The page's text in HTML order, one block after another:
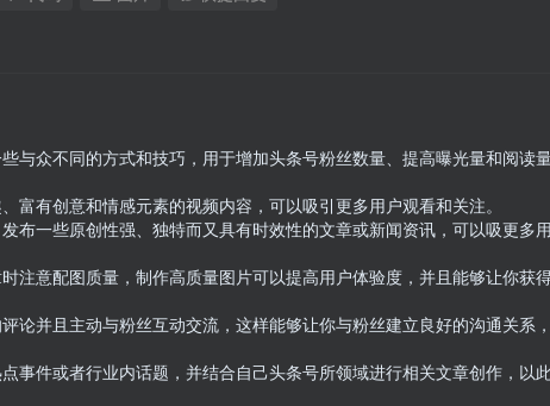
与众不同的方式和技巧，用于增加头条号粉丝数量、提高曝光量和阅读
富有创意和情感元素的视频内容，可以吸引更多用户观看和关注。
布一些原创性强、独特而又具有时效性的文章或新闻资讯，可以吸更多
注意配图质量，制作高质量图片可以提高用户体验度，并且能够让你获
论并且主动与粉丝互动交流，这样能够让你与粉丝建立良好的沟通关系
事件或者行业内话题，并结合自己头条号所领域进行相关文章创作，以